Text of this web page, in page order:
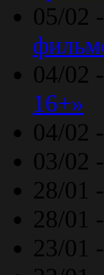
05/02 -
04/02 -
16+»
04/02 -
03/02 -
28/01 -
28/01 -
23/01 -